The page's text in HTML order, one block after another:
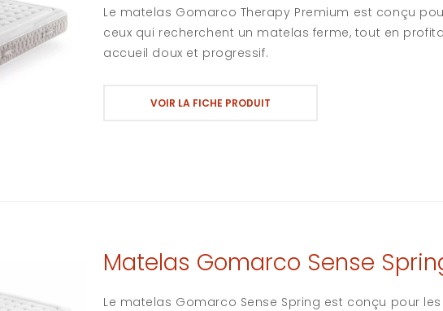
Le matelas Gomarco Therapy Premium est conçu
ceux qui recherchent un matelas ferme, tout en
accueil doux et progressif.
VOIR LA FICHE PRODUIT
Matelas Gomarco Sense
Le matelas Gomarco Sense Spring est conçu pour